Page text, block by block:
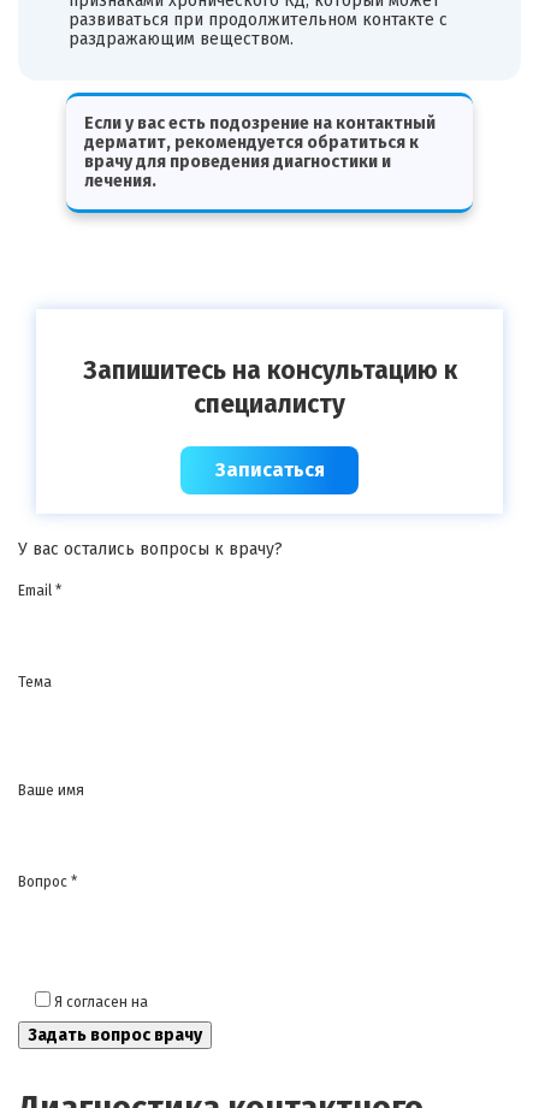
развиваться при продолжительном контакте с
раздражающим веществом.
Если у вас есть подозрение на контактный
дерматит, рекомендуется обратиться к
врачу для проведения диагностики и
лечения.
Запишитесь на консультацию к
специалисту
Записаться
У вас остались вопросы к врачу?
Email *
Тема
Ваше имя
Вопрос *
Я согласен на